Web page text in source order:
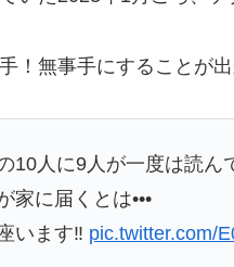
！無事手にすることが出
10人に9人が一度は読
家に届くとは•••
います‼️ pic.twitter.com/